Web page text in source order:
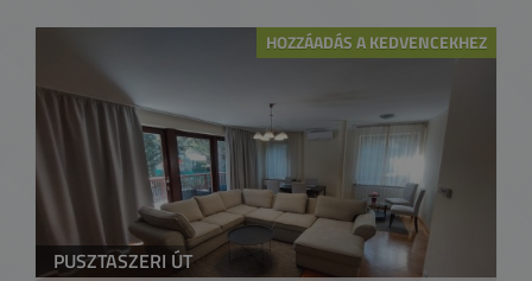
HOZZÁADÁS A KEDVENCEKHEZ
PUSZTASZERI ÚT